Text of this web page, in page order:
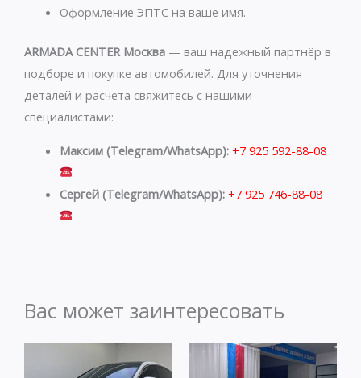
Оформление ЭПТС на ваше имя.
ARMADA CENTER Москва — ваш надежный партнёр в
подборе и покупке автомобилей. Для уточнения
деталей и расчёта свяжитесь с нашими
специалистами:
Максим (Telegram/WhatsApp): +7 925 592-88-08
Сергей (Telegram/WhatsApp): +7 925 746-88-08
Вас может заинтересовать